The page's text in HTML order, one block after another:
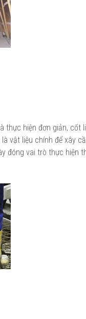
thực hiện đơn giản, cốt
vật liệu chính để xây
đóng vai trò thực hiện